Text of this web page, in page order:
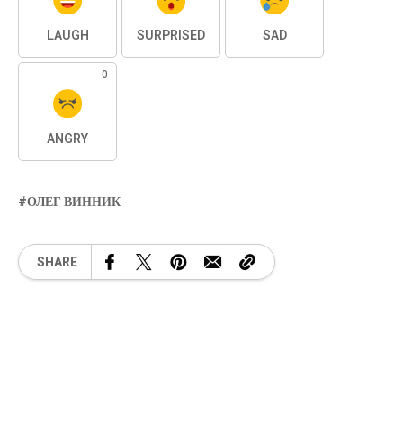
LAUGH SURPRISED SAD
0
ANGRY
ОЛЕГ ВИННИК
SHARE